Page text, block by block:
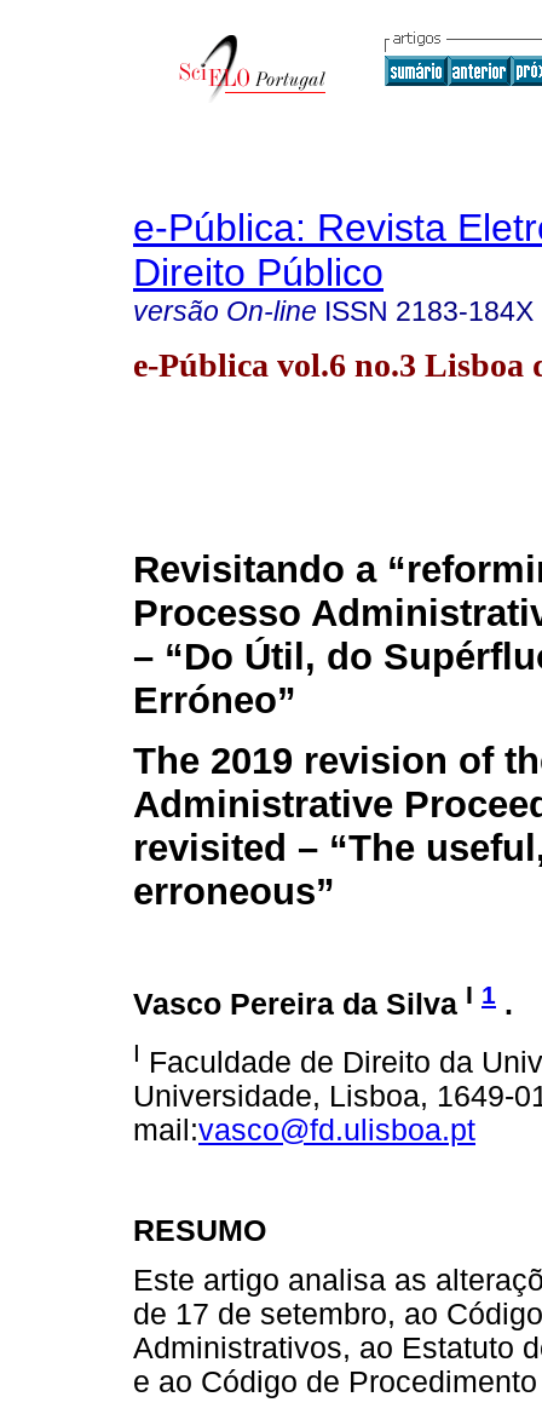
e-Pública: Revista
Direito Público
versão On-line ISSN 2183-184X
e-Pública vol.6 no.3 Lisboa
Revisitando a
Processo
– “Do Útil, do
Erróneo”
The 2019 revision of
Administrative
revisited – “The
erroneous”
Vasco Pereira da Silva I 1 .
I Faculdade de Direito da
Universidade, Lisboa, 1649-
mail:vasco@fd.ulisboa.pt
RESUMO
Este artigo analisa as
de 17 de setembro, ao
Administrativos, ao Estatuto
e ao Código de